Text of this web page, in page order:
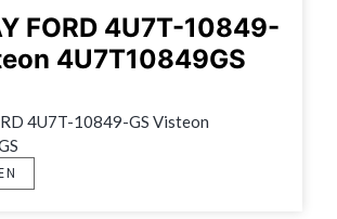
FORD 4U7T-10849-
4U7T10849GS
4U7T-10849-GS Visteon